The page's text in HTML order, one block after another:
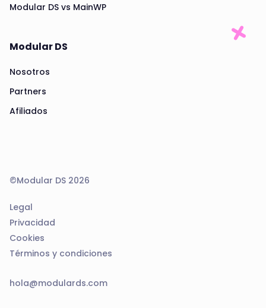
Modular DS vs MainWP
Modular DS
Nosotros
Partners
Afiliados
©Modular DS 2026
Legal
Privacidad
Cookies
Términos y condiciones
hola@modulards.com